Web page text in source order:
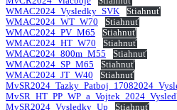
WMAC2024_Vysledky_SVK
Stiahnuť
WMAC2024_WT_W70
Stiahnuť
WMAC2024_PV_M65
Stiahnuť
WMAC2024_HT_W70
Stiahnuť
WMAC2024_800m_M55
Stiahnuť
WMAC2024_SP_M65
Stiahnuť
WMAC2024_JT_W40
Stiahnuť
MvSR2024_Vysledky_Up
Stiahnuť